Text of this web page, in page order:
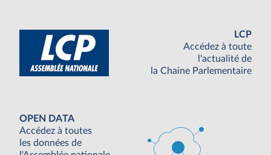
LCP
Accédez à toute
l'actualité de
la Chaine Parlementaire
OPEN DATA
Accédez à toutes
les données de